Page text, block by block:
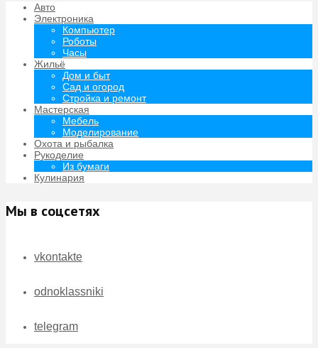
Авто
Электроника
Компьютер
Роботы
Часы
Жильё
Дом и быт
Сад и огород
Стройка и ремонт
Мастерская
Мебель
Моделирование
Охота и рыбалка
Рукоделие
Из бумаги
Кулинария
Мы в соцсетях
vkontakte
odnoklassniki
telegram